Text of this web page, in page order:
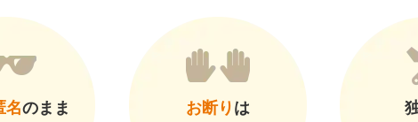
名のまま
お断り は